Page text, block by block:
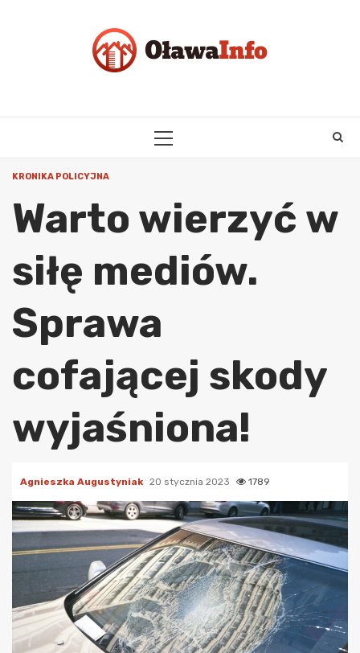
PRIMARY
KRONIKA POLICYJNA
Warto wierzyć w
siłę mediów.
Sprawa
cofającej skody
wyjaśniona!
Agnieszka Augustyniak 20 stycznia 2023 1789